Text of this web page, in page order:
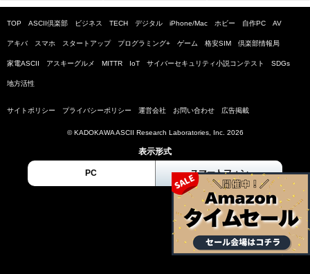
TOP ASCII倶楽部 ビジネス TECH デジタル iPhone/Mac ホビー 自作PC AV
アキバ スマホ スタートアップ プログラミング+ ゲーム 格安SIM 倶楽部情報局
家電ASCII アスキーグルメ MITTR IoT サイバーセキュリティ小説コンテスト SDGs
地方活性
サイトポリシー プライバシーポリシー 運営会社 お問い合わせ 広告掲載
© KADOKAWA ASCII Research Laboratories, Inc. 2026
表示形式
PC スマートフォン